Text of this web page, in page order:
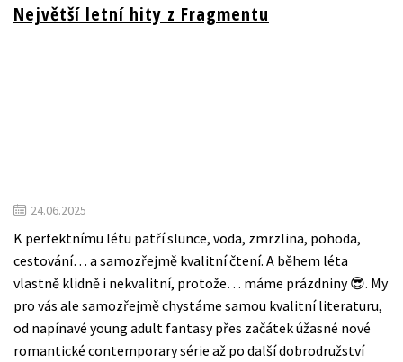
Největší letní hity z Fragmentu
24.06.2025
K perfektnímu létu patří slunce, voda, zmrzlina, pohoda,
cestování… a samozřejmě kvalitní čtení. A během léta
vlastně klidně i nekvalitní, protože… máme prázdniny 😎. My
pro vás ale samozřejmě chystáme samou kvalitní literaturu,
od napínavé young adult fantasy přes začátek úžasné nové
romantické contemporary série až po další dobrodružství